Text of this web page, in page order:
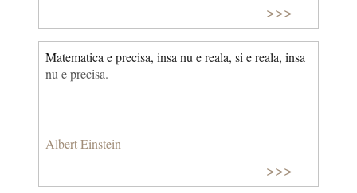
>>>
Matematica e precisa, insa nu e reala, si e reala, insa
nu e precisa.
Albert Einstein
>>>